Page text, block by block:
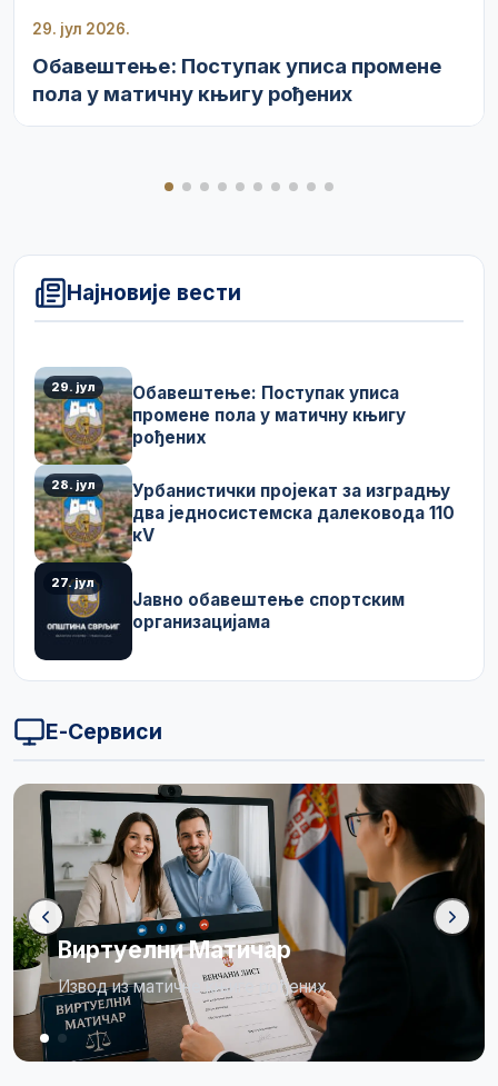
29. јул 2026.
Обавештење: Поступак уписа промене
пола у матичну књигу рођених
Најновије вести
29. јул
Обавештење: Поступак уписа
промене пола у матичну књигу
рођених
28. јул
Урбанистички пројекат за изградњу
два једносистемска далековода 110
кV
27. јул
Јавно обавештење спортским
организацијама
Е-Сервиси
Бирачки списак
Огласна табла